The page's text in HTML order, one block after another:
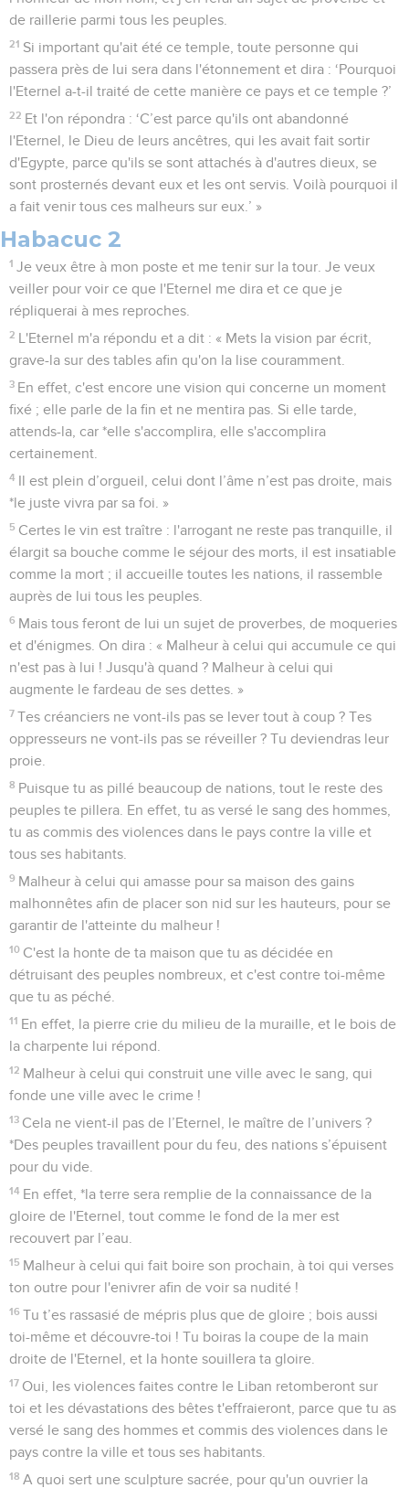
de raillerie parmi tous les peuples.
21 Si important qu'ait été ce temple, toute personne qui
passera près de lui sera dans l'étonnement et dira : ‘Pourquoi
l'Eternel a-t-il traité de cette manière ce pays et ce temple ?’
22 Et l'on répondra : ‘C’est parce qu'ils ont abandonné
l'Eternel, le Dieu de leurs ancêtres, qui les avait fait sortir
d'Egypte, parce qu'ils se sont attachés à d'autres dieux, se
sont prosternés devant eux et les ont servis. Voilà pourquoi il
a fait venir tous ces malheurs sur eux.’ »
Habacuc 2
1 Je veux être à mon poste et me tenir sur la tour. Je veux
veiller pour voir ce que l'Eternel me dira et ce que je
répliquerai à mes reproches.
2 L'Eternel m'a répondu et a dit : « Mets la vision par écrit,
grave-la sur des tables afin qu'on la lise couramment.
3 En effet, c'est encore une vision qui concerne un moment
fixé ; elle parle de la fin et ne mentira pas. Si elle tarde,
attends-la, car *elle s'accomplira, elle s'accomplira
certainement.
4 Il est plein d’orgueil, celui dont l’âme n’est pas droite, mais
*le juste vivra par sa foi. »
5 Certes le vin est traître : l'arrogant ne reste pas tranquille, il
élargit sa bouche comme le séjour des morts, il est insatiable
comme la mort ; il accueille toutes les nations, il rassemble
auprès de lui tous les peuples.
6 Mais tous feront de lui un sujet de proverbes, de moqueries
et d'énigmes. On dira : « Malheur à celui qui accumule ce qui
n'est pas à lui ! Jusqu'à quand ? Malheur à celui qui
augmente le fardeau de ses dettes. »
7 Tes créanciers ne vont-ils pas se lever tout à coup ? Tes
oppresseurs ne vont-ils pas se réveiller ? Tu deviendras leur
proie.
8 Puisque tu as pillé beaucoup de nations, tout le reste des
peuples te pillera. En effet, tu as versé le sang des hommes,
tu as commis des violences dans le pays contre la ville et
tous ses habitants.
9 Malheur à celui qui amasse pour sa maison des gains
malhonnêtes afin de placer son nid sur les hauteurs, pour se
garantir de l'atteinte du malheur !
10 C'est la honte de ta maison que tu as décidée en
détruisant des peuples nombreux, et c'est contre toi-même
que tu as péché.
11 En effet, la pierre crie du milieu de la muraille, et le bois de
la charpente lui répond.
12 Malheur à celui qui construit une ville avec le sang, qui
fonde une ville avec le crime !
13 Cela ne vient-il pas de l’Eternel, le maître de l’univers ?
*Des peuples travaillent pour du feu, des nations s’épuisent
pour du vide.
14 En effet, *la terre sera remplie de la connaissance de la
gloire de l'Eternel, tout comme le fond de la mer est
recouvert par l’eau.
15 Malheur à celui qui fait boire son prochain, à toi qui verses
ton outre pour l'enivrer afin de voir sa nudité !
16 Tu t’es rassasié de mépris plus que de gloire ; bois aussi
toi-même et découvre-toi ! Tu boiras la coupe de la main
droite de l'Eternel, et la honte souillera ta gloire.
17 Oui, les violences faites contre le Liban retomberont sur
toi et les dévastations des bêtes t'effraieront, parce que tu as
versé le sang des hommes et commis des violences dans le
pays contre la ville et tous ses habitants.
18 A quoi sert une sculpture sacrée, pour qu'un ouvrier la